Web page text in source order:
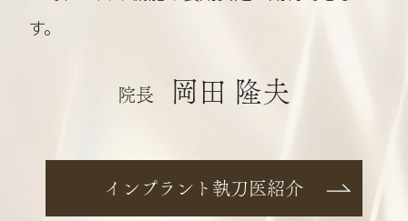
す。
院長 岡田 隆夫
インプラント執刀医紹介